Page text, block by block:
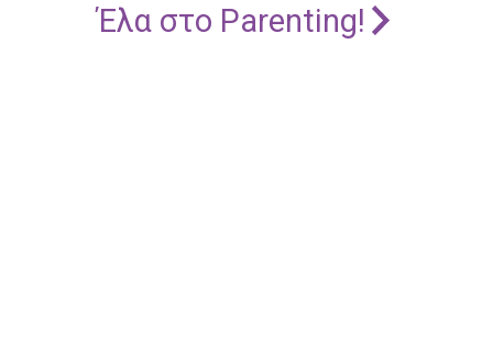
Έλα στο Parenting!